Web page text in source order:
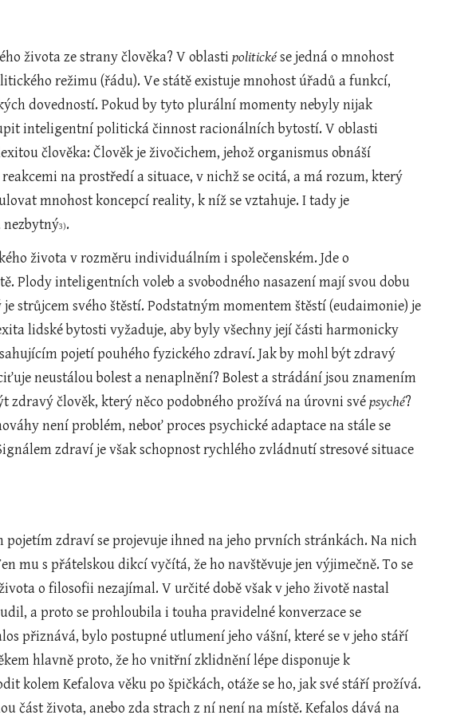
života ze strany člověka? V oblasti
politické se jedná o mnohost
režimu (řádu). Ve státě existuje mnohost úřadů a funkcí,
dovedností. Pokud by tyto plurální momenty nebyly nijak
člověka: Člověk je živočichem, jehož organismus obnáší
na prostředí a situace, v nichž se ocitá, a má rozum, který
mnohost koncepcí reality, k níž se vztahuje. I tady je
nezbytný3).
Plody inteligentních voleb a svobodného nasazení mají svou dobu
strůjcem svého štěstí. Podstatným momentem štěstí (eudaimonie) je
lidské bytosti vyžaduje, aby byly všechny její části harmonicky
pojetí pouhého fyzického zdraví. Jak by mohl být zdravý
neustálou bolest a nenaplnění? Bolest a strádání jsou znamením
zdravý člověk, který něco podobného prožívá na úrovni své psyché?
není problém, neboť proces psychické adaptace na stále se
zdraví je však schopnost rychlého zvládnutí stresové situace
pojetím zdraví se projevuje ihned na jeho prvních stránkách. Na nich
mu s přátelskou dikcí vyčítá, že ho navštěvuje jen výjimečně. To se
o filosofii nezajímal. V určité době však v jeho životě nastal
a proto se prohloubila i touha pravidelné konverzace se
přiznává, bylo postupné utlumení jeho vášní, které se v jeho stáří
hlavně proto, že ho vnitřní zklidnění lépe disponuje k
kolem Kefalova věku po špičkách, otáže se ho, jak své stáří prožívá.
část života, anebo zda strach z ní není na místě. Kefalos dává na